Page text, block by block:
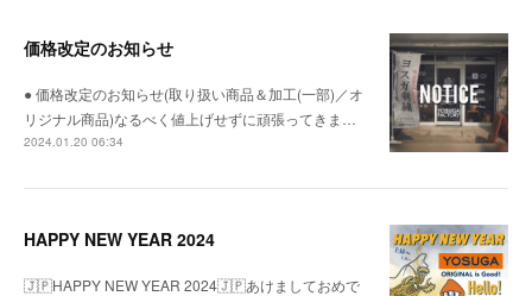
価格改定のお知らせ
● 価格改定のお知らせ(取り扱い商品＆加工(一部)／オ
リジナル商品)なるべく値上げせずに頑張ってきま…
2024.01.20 06:34
HAPPY NEW YEAR 2024
🇯🇵HAPPY NEW YEAR 2024🇯🇵あけましておめで